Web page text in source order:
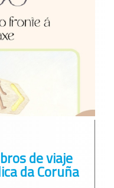
de viaje
da Coruña